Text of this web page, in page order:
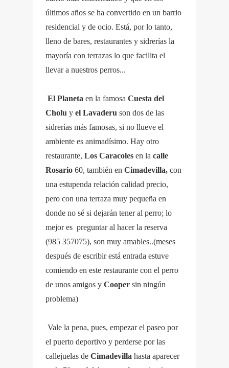
últimos años se ha convertido en un barrio
residencial y de ocio. Está, por lo tanto,
lleno de bares, restaurantes y sidrerías la
mayoría con terrazas lo que facilita el
llevar a nuestros perros...
El Planeta en la famosa Cuesta del
Cholu y el Lavaderu son dos de las
sidrerías más famosas, si no llueve el
ambiente es animadísimo. Hay otro
restaurante, Los Caracoles en la calle
Rosario 60, también en Cimadevilla, con
una estupenda relación calidad precio,
pero con una terraza muy pequeña en
donde no sé si dejarán tener al perro; lo
mejor es preguntar al hacer la reserva
(985 357075), son muy amables..(meses
después de escribir está entrada estuve
comiendo en este restaurante con el perro
de unos amigos y Cooper sin ningún
problema)
Vale la pena, pues, empezar el paseo por
el puerto deportivo y perderse por las
callejuelas de Cimadevilla hasta aparecer